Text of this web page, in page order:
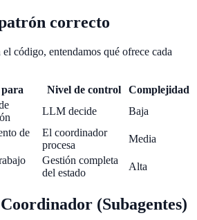
correcto
código, entendamos qué ofrece cada
Nivel de control
Complejidad
LLM decide Baja
de
El coordinador
procesa
Media
Gestión completa
del estado
Alta
(Subagentes)